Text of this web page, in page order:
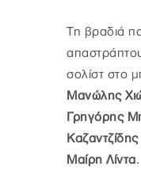
Τη βραδιά
σολίστ στο
Μανώλης
Γρηγόρης
Καζαντζίδης
Μαίρη Λίντα.